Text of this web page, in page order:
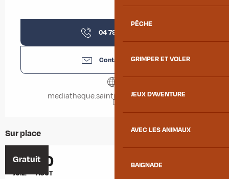
PÊCHE
GRIMPER ET VOLER
JEUX D'AVENTURE
AVEC LES ANIMAUX
BAIGNADE
04 79 05 20
Contactez-nous
mediatheque.saintjeandemaurienne.fr
Sur place
Gratuit
4
JUIL.
30
AOÛT